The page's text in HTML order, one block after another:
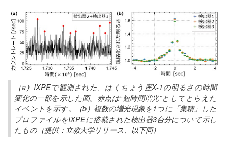
（a）IXPEで観測された、はくちょう座X-1の明るさの時間
変化の一部を示した図。赤点は“短時間増光”としてとらえた
イベントを示す。（b）複数の増光現象を1つに「集積」した
プロファイルをIXPEに搭載された検出器3台分について示し
たもの（提供：立教大学リリース、以下同）